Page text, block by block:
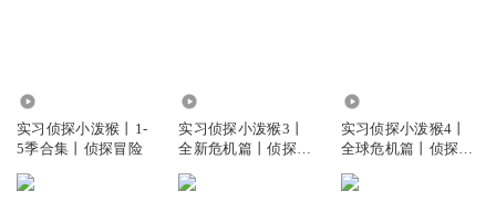
实习侦探小泼猴丨1-
5季合集丨侦探冒险
实习侦探小泼猴3丨
全新危机篇丨侦探推
实习侦探小泼猴4丨
全球危机篇丨侦探推